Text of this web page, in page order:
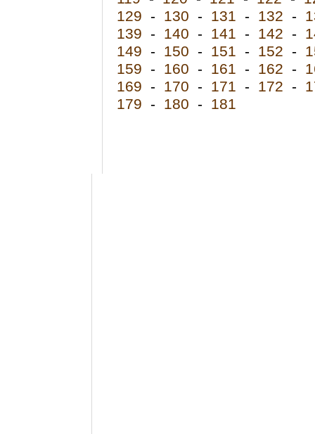
129 - 130 - 131 - 132 -
139 - 140 - 141 - 142 -
149 - 150 - 151 - 152 -
159 - 160 - 161 - 162 -
169 - 170 - 171 - 172 -
179 - 180 - 181